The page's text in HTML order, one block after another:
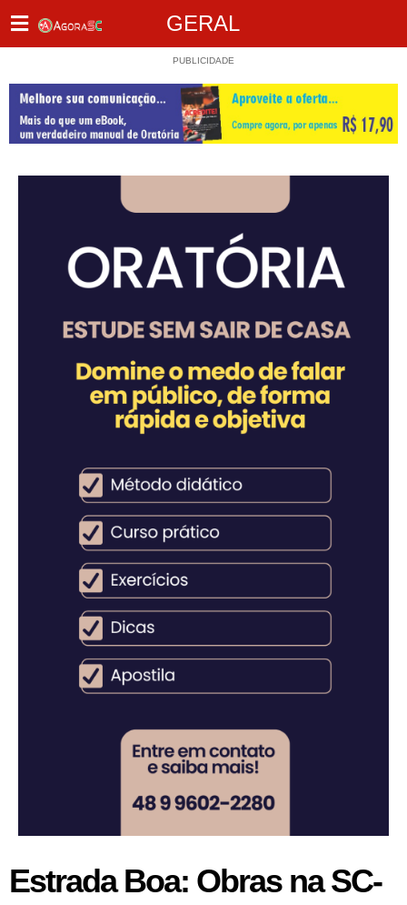
GERAL
PUBLICIDADE
Estrada Boa: Obras na SC-